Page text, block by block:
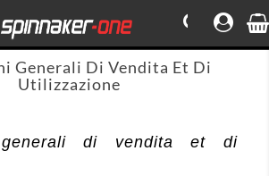
Generali Di Vendita Et Di
Utilizzazione
generali di vendita et di